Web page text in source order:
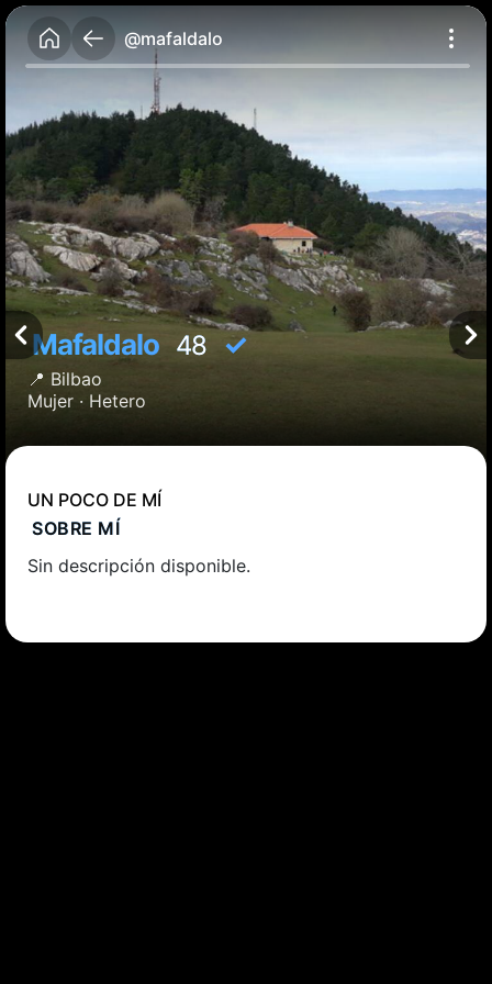
@mafaldalo
Mafaldalo 48 ✓
📍 Bilbao
Mujer · Hetero
UN POCO DE MÍ
SOBRE MÍ
Sin descripción disponible.